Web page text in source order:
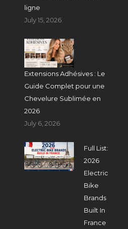
ligne
July 15, 2026
Extensions Adhésives : Le
Guide Complet pour une
Chevelure Sublimée en
2026
July 6, 2026
Full List:
2026
Electric
Bike
Brands
Built In
France